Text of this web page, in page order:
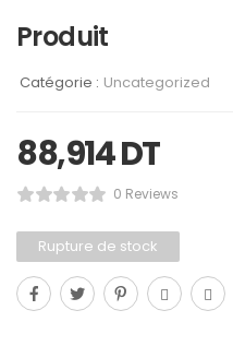
Produit
Catégorie : Uncategorized
88,914DT
0 Reviews
Rupture de stock